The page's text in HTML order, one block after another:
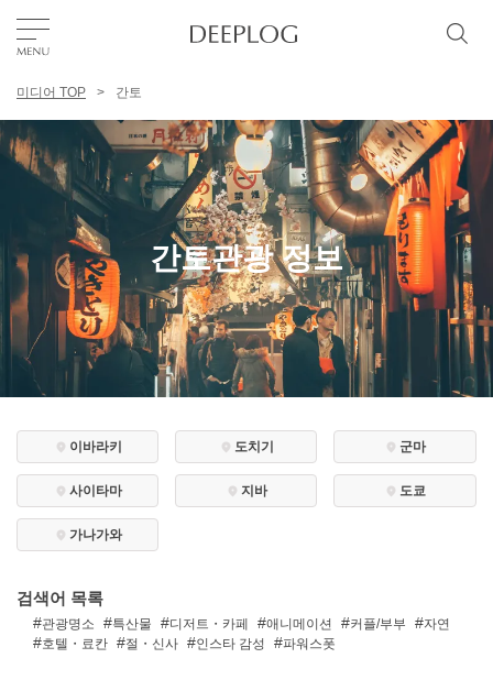
TOP
에리어
카테고리
한국어
개인 정보보호
문의
미디어 TOP 간토
간토관광 정보
이바라키 도치기 군마
사이타마 지바 도쿄
가나가와
검색어 목록
관광명소 특산물 디저트・카페 애니메이션 커플/부부
자연
호텔・료칸
절・신사 인스타 감성 파워스폿